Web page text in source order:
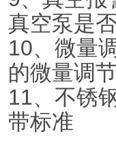
真空泵是
10、微量
的微量调
11、不锈
带标准